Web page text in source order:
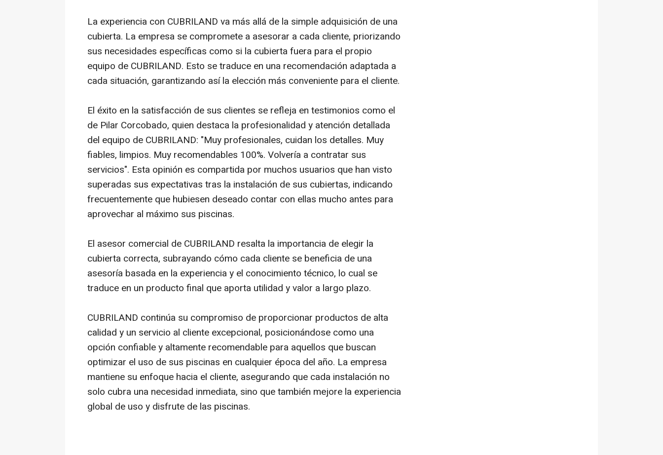
La experiencia con CUBRILAND va más allá de la simple adquisición de una
cubierta. La empresa se compromete a asesorar a cada cliente, priorizando
sus necesidades específicas como si la cubierta fuera para el propio
equipo de CUBRILAND. Esto se traduce en una recomendación adaptada a
cada situación, garantizando así la elección más conveniente para el cliente.
El éxito en la satisfacción de sus clientes se refleja en testimonios como el
de Pilar Corcobado, quien destaca la profesionalidad y atención detallada
del equipo de CUBRILAND: "Muy profesionales, cuidan los detalles. Muy
fiables, limpios. Muy recomendables 100%. Volvería a contratar sus
servicios". Esta opinión es compartida por muchos usuarios que han visto
superadas sus expectativas tras la instalación de sus cubiertas, indicando
frecuentemente que hubiesen deseado contar con ellas mucho antes para
aprovechar al máximo sus piscinas.
El asesor comercial de CUBRILAND resalta la importancia de elegir la
cubierta correcta, subrayando cómo cada cliente se beneficia de una
asesoría basada en la experiencia y el conocimiento técnico, lo cual se
traduce en un producto final que aporta utilidad y valor a largo plazo.
CUBRILAND continúa su compromiso de proporcionar productos de alta
calidad y un servicio al cliente excepcional, posicionándose como una
opción confiable y altamente recomendable para aquellos que buscan
optimizar el uso de sus piscinas en cualquier época del año. La empresa
mantiene su enfoque hacia el cliente, asegurando que cada instalación no
solo cubra una necesidad inmediata, sino que también mejore la experiencia
global de uso y disfrute de las piscinas.